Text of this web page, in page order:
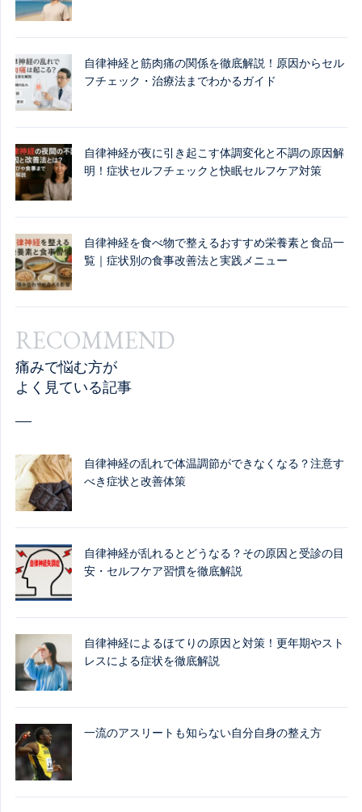
自律神経と筋肉痛の関係を徹底解説！原因からセル
フチェック・治療法までわかるガイド
自律神経が夜に引き起こす体調変化と不調の原因解
明！症状セルフチェックと快眠セルフケア対策
自律神経を食べ物で整えるおすすめ栄養素と食品一
覧｜症状別の食事改善法と実践メニュー
RECOMMEND
痛みで悩む方が
よく見ている記事
自律神経の乱れで体温調節ができなくなる？注意す
べき症状と改善体策
自律神経が乱れるとどうなる？その原因と受診の目
安・セルフケア習慣を徹底解説
自律神経によるほてりの原因と対策！更年期やスト
レスによる症状を徹底解説
一流のアスリートも知らない自分自身の整え方